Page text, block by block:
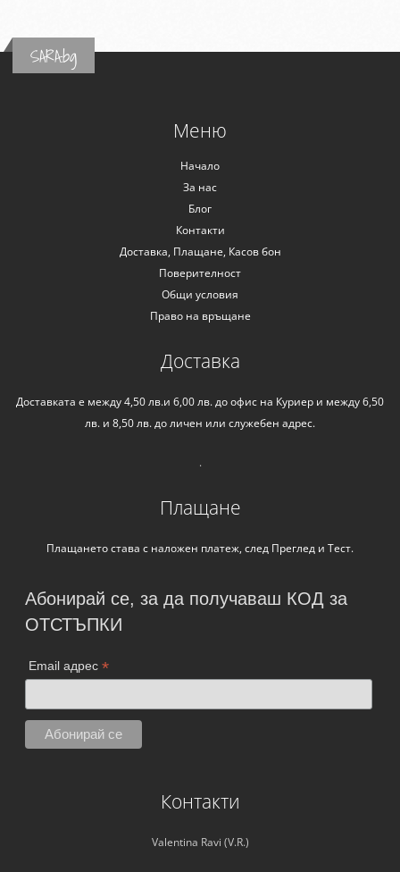
SARA.bg
Меню
Начало
За нас
Блог
Контакти
Доставка, Плащане, Касов бон
Поверителност
Общи условия
Право на връщане
Доставка
Доставката е между 4,50 лв.и 6,00 лв. до офис на Куриер и между 6,50
лв. и 8,50 лв. до личен или служебен адрес.
.
Плащане
Плащането става с наложен платеж, след Преглед и Тест.
Абонирай се, за да получаваш КОД за
ОТСТЪПКИ
Email адрес *
Контакти
Valentina Ravi (V.R.)